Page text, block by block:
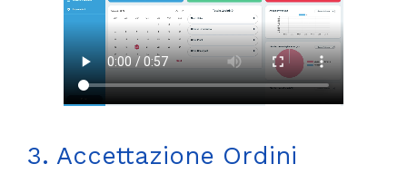
3. Accettazione Ordini